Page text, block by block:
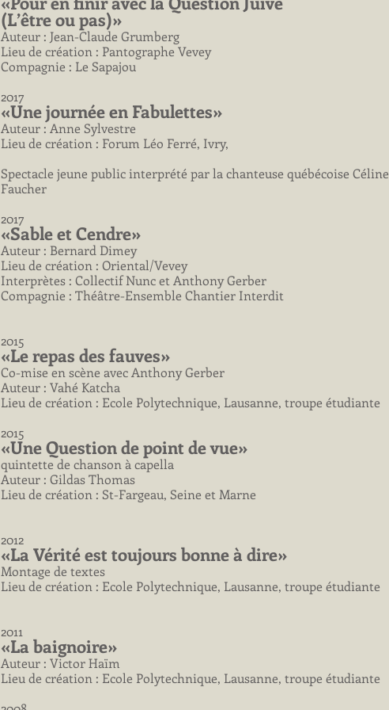
(L’être ou pas)»
Auteur : Jean-Claude Grumberg
Lieu de création : Pantographe Vevey
Compagnie : Le Sapajou
2017
«Une journée en Fabulettes»
Auteur : Anne Sylvestre
Lieu de création : Forum Léo Ferré, Ivry,
Spectacle jeune public interprété par la chanteuse québécoise Céline
Faucher
2017
«Sable et Cendre»
Auteur : Bernard Dimey
Lieu de création : Oriental/Vevey
Interprètes : Collectif Nunc et Anthony Gerber
Compagnie : Théâtre-Ensemble Chantier Interdit
2015
«Le repas des fauves»
Co-mise en scène avec Anthony Gerber
Auteur : Vahé Katcha
Lieu de création : Ecole Polytechnique, Lausanne, troupe étudiante
2015
«Une Question de point de vue»
quintette de chanson à capella
Auteur : Gildas Thomas
Lieu de création : St-Fargeau, Seine et Marne
2012
«La Vérité est toujours bonne à dire»
Montage de textes
Lieu de création : Ecole Polytechnique, Lausanne, troupe étudiante
2011
«La baignoire»
Auteur : Victor Haïm
Lieu de création : Ecole Polytechnique, Lausanne, troupe étudiante